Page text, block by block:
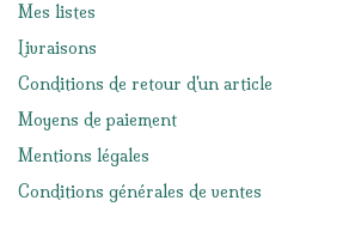
Mes listes
Livraisons
Conditions de retour d'un article
Moyens de paiement
Mentions légales
Conditions générales de ventes